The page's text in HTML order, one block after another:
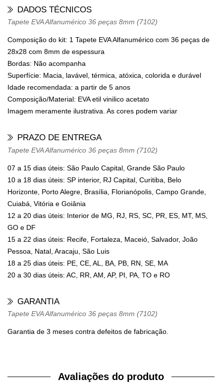
DADOS TÉCNICOS
Tapete EVA Alfanumérico 36 peças 8mm (7102)
Composição do kit: 1 Tapete EVA Alfanumérico com 36 peças de
28x28 com 8mm de espessura
Bordas: Não acompanha
Superfície: Macia, lavável, térmica, atóxica, colorida e durável
Idade recomendada: a partir de 5 anos
Composição/Material: EVA etil vinilico acetato
Imagem meramente ilustrativa. As cores podem variar
PRAZO DE ENTREGA
Tapete EVA Alfanumérico 36 peças 8mm (7102)
07 a 15 dias úteis: São Paulo Capital, Grande São Paulo
10 a 18 dias úteis: SP interior, RJ Capital, Curitiba, Belo
Horizonte, Porto Alegre, Brasília, Florianópolis, Campo Grande,
Cuiabá, Vitória e Goiânia
12 a 20 dias úteis: Interior de MG, RJ, RS, SC, PR, ES, MT, MS,
GO e DF
15 a 22 dias úteis: Recife, Fortaleza, Maceió, Salvador, João
Pessoa, Natal, Aracaju, São Luis
18 a 25 dias úteis: PE, CE, AL, BA, PB, RN, SE, MA
20 a 30 dias úteis: AC, RR, AM, AP, PI, PA, TO e RO
GARANTIA
Tapete EVA Alfanumérico 36 peças 8mm (7102)
Garantia de 3 meses contra defeitos de fabricação.
Avaliações do produto